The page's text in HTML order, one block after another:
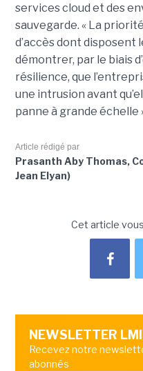
services cloud et des
sauvegarde. « La
d’accès dont disposent
démontrer, par le biais
résilience, que
une intrusion avant
panne à grande échelle
Article rédigé par
Prasanth Aby Thomas,
Jean Elyan)
Cet article
NEWSLETTER LMI
Recevez notre
abonnés